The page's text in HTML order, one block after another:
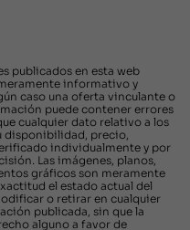
publicados en esta web
informativo y
caso una oferta vinculante o
puede contener errores
cualquier dato relativo a los
disponibilidad, precio,
individualmente y por
Las imágenes, planos,
gráficos son meramente
el estado actual del
o retirar en cualquier
publicada, sin que la
alguno a favor de